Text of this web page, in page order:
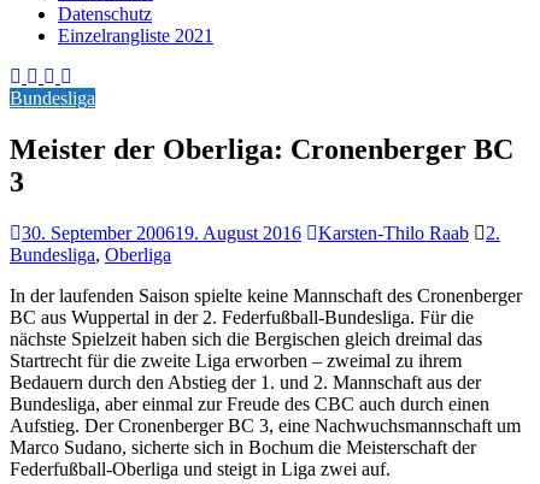
Datenschutz
Einzelrangliste 2021
Bundesliga
Meister der Oberliga: Cronenberger BC
3
30. September 200619. August 2016 Karsten-Thilo Raab
2.
Bundesliga, Oberliga
In der laufenden Saison spielte keine Mannschaft des Cronenberger
BC aus Wuppertal in der 2. Federfußball-Bundesliga. Für die
nächste Spielzeit haben sich die Bergischen gleich dreimal das
Startrecht für die zweite Liga erworben – zweimal zu ihrem
Bedauern durch den Abstieg der 1. und 2. Mannschaft aus der
Bundesliga, aber einmal zur Freude des CBC auch durch einen
Aufstieg. Der Cronenberger BC 3, eine Nachwuchsmannschaft um
Marco Sudano, sicherte sich in Bochum die Meisterschaft der
Federfußball-Oberliga und steigt in Liga zwei auf.